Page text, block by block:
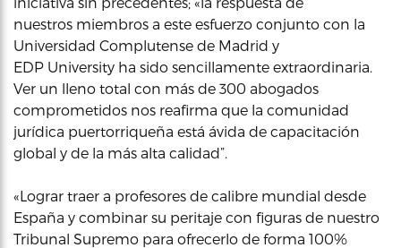
nuestros miembros a este esfuerzo conjunto con la
Universidad Complutense de Madrid y
EDP University ha sido sencillamente extraordinaria.
Ver un lleno total con más de 300 abogados
comprometidos nos reafirma que la comunidad
jurídica puertorriqueña está ávida de capacitación
global y de la más alta calidad”.
«Lograr traer a profesores de calibre mundial desde
España y combinar su peritaje con figuras de nuestro
Tribunal Supremo para ofrecerlo de forma 100%